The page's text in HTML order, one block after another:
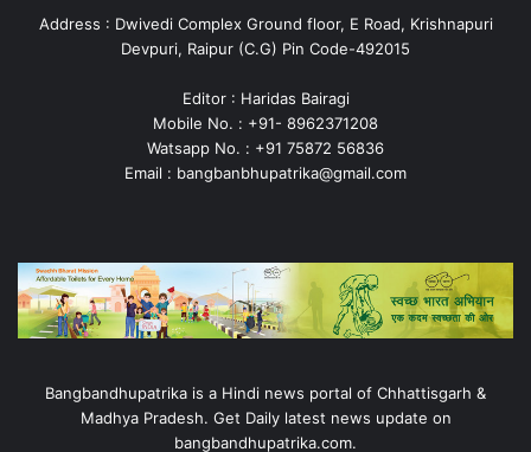
Address : Dwivedi Complex Ground floor, E Road, Krishnapuri
Devpuri, Raipur (C.G) Pin Code-492015
Editor : Haridas Bairagi
Mobile No. : +91- 8962371208
Watsapp No. : +91 75872 56836
Email : bangbanbhupatrika@gmail.com
Bangbandhupatrika is a Hindi news portal of Chhattisgarh &
Madhya Pradesh. Get Daily latest news update on
bangbandhupatrika.com.